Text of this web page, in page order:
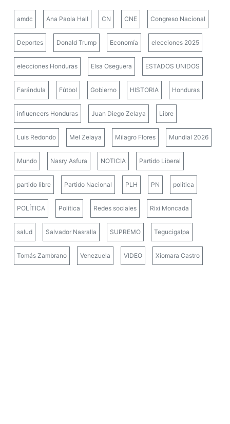
amdc Ana Paola Hall CN CNE Congreso Nacional
Deportes Donald Trump Economía elecciones 2025
elecciones Honduras Elsa Oseguera ESTADOS UNIDOS
Farándula Fútbol Gobierno HISTORIA Honduras
influencers Honduras Juan Diego Zelaya Libre
Luis Redondo Mel Zelaya Milagro Flores Mundial 2026
Mundo Nasry Asfura NOTICIA Partido Liberal
partido libre Partido Nacional PLH PN politica
POLÍTICA Política Redes sociales Rixi Moncada
salud Salvador Nasralla SUPREMO Tegucigalpa
Tomás Zambrano Venezuela VIDEO Xiomara Castro